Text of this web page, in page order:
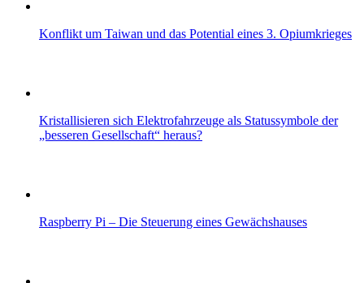
Konflikt um Taiwan und das Potential eines 3. Opiumkrieges
Kristallisieren sich Elektrofahrzeuge als Statussymbole der
„besseren Gesellschaft“ heraus?
Raspberry Pi – Die Steuerung eines Gewächshauses